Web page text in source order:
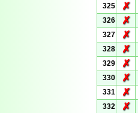
325
✗
326
✗
327
✗
328
✗
329
✗
330
✗
331
✗
332
✗